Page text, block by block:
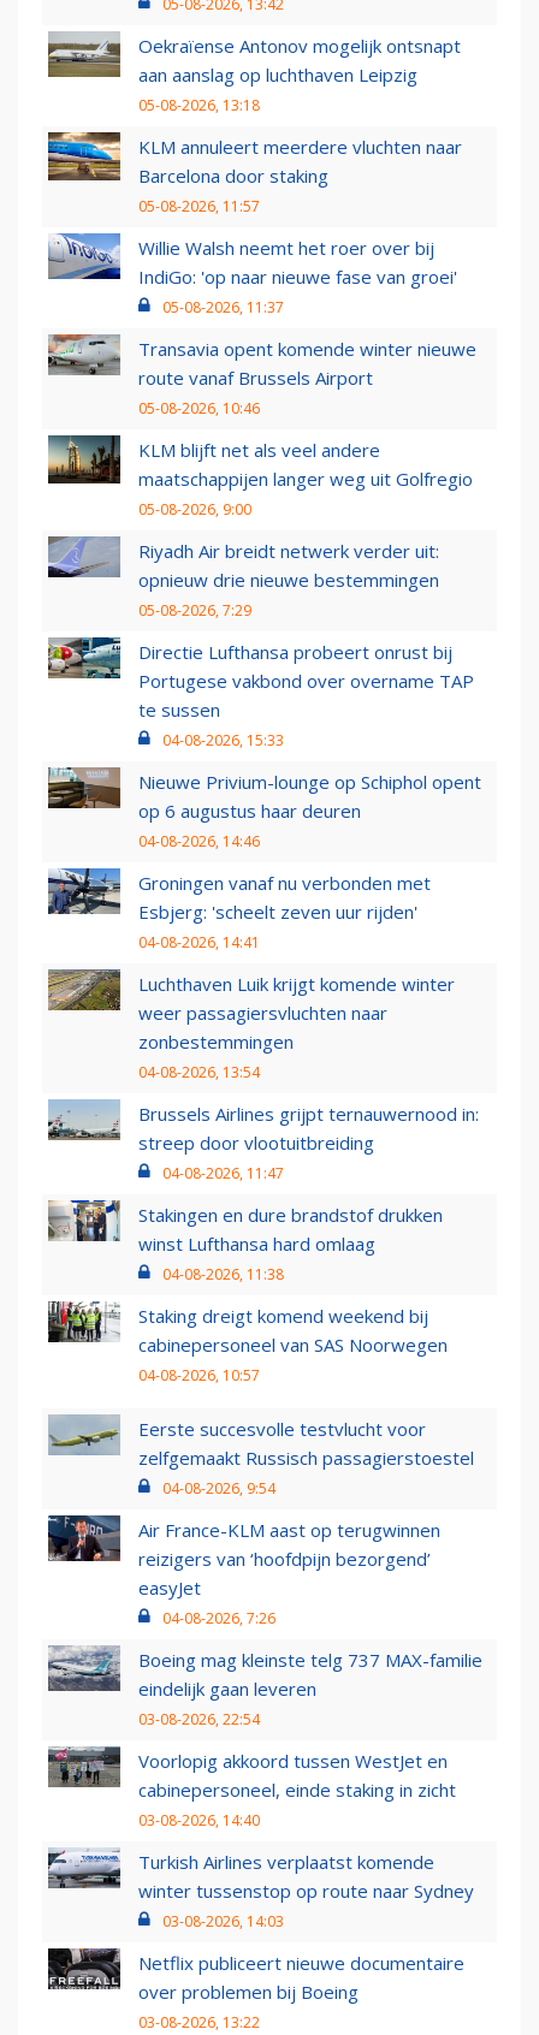
05-08-2026, 13:42
Oekraïense Antonov mogelijk ontsnapt
aan aanslag op luchthaven Leipzig
05-08-2026, 13:18
KLM annuleert meerdere vluchten naar
Barcelona door staking
05-08-2026, 11:57
Willie Walsh neemt het roer over bij
IndiGo: 'op naar nieuwe fase van groei'
05-08-2026, 11:37
Transavia opent komende winter nieuwe
route vanaf Brussels Airport
05-08-2026, 10:46
KLM blijft net als veel andere
maatschappijen langer weg uit Golfregio
05-08-2026, 9:00
Riyadh Air breidt netwerk verder uit:
opnieuw drie nieuwe bestemmingen
05-08-2026, 7:29
Directie Lufthansa probeert onrust bij
Portugese vakbond over overname TAP
te sussen
04-08-2026, 15:33
Nieuwe Privium-lounge op Schiphol opent
op 6 augustus haar deuren
04-08-2026, 14:46
Groningen vanaf nu verbonden met
Esbjerg: 'scheelt zeven uur rijden'
04-08-2026, 14:41
Luchthaven Luik krijgt komende winter
weer passagiersvluchten naar
zonbestemmingen
04-08-2026, 13:54
Brussels Airlines grijpt ternauwernood in:
streep door vlootuitbreiding
04-08-2026, 11:47
Stakingen en dure brandstof drukken
winst Lufthansa hard omlaag
04-08-2026, 11:38
Staking dreigt komend weekend bij
cabinepersoneel van SAS Noorwegen
04-08-2026, 10:57
Eerste succesvolle testvlucht voor
zelfgemaakt Russisch passagierstoestel
04-08-2026, 9:54
Air France-KLM aast op terugwinnen
reizigers van ‘hoofdpijn bezorgend’
easyJet
04-08-2026, 7:26
Boeing mag kleinste telg 737 MAX-familie
eindelijk gaan leveren
03-08-2026, 22:54
Voorlopig akkoord tussen WestJet en
cabinepersoneel, einde staking in zicht
03-08-2026, 14:40
Turkish Airlines verplaatst komende
winter tussenstop op route naar Sydney
03-08-2026, 14:03
Netflix publiceert nieuwe documentaire
over problemen bij Boeing
03-08-2026, 13:22